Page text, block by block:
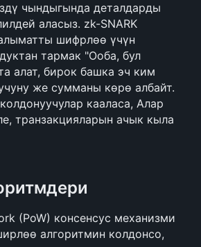
чындыгында деталдарды
аласыз. zk-SNARK
шифрлөө үчүн
тармак "Ооба, бул
алат, бирок башка эч ким
же сумманы көрө албайт.
транзакцияларын ачык кыла
(PoW) консенсус механизми
алгоритмин колдонсо,